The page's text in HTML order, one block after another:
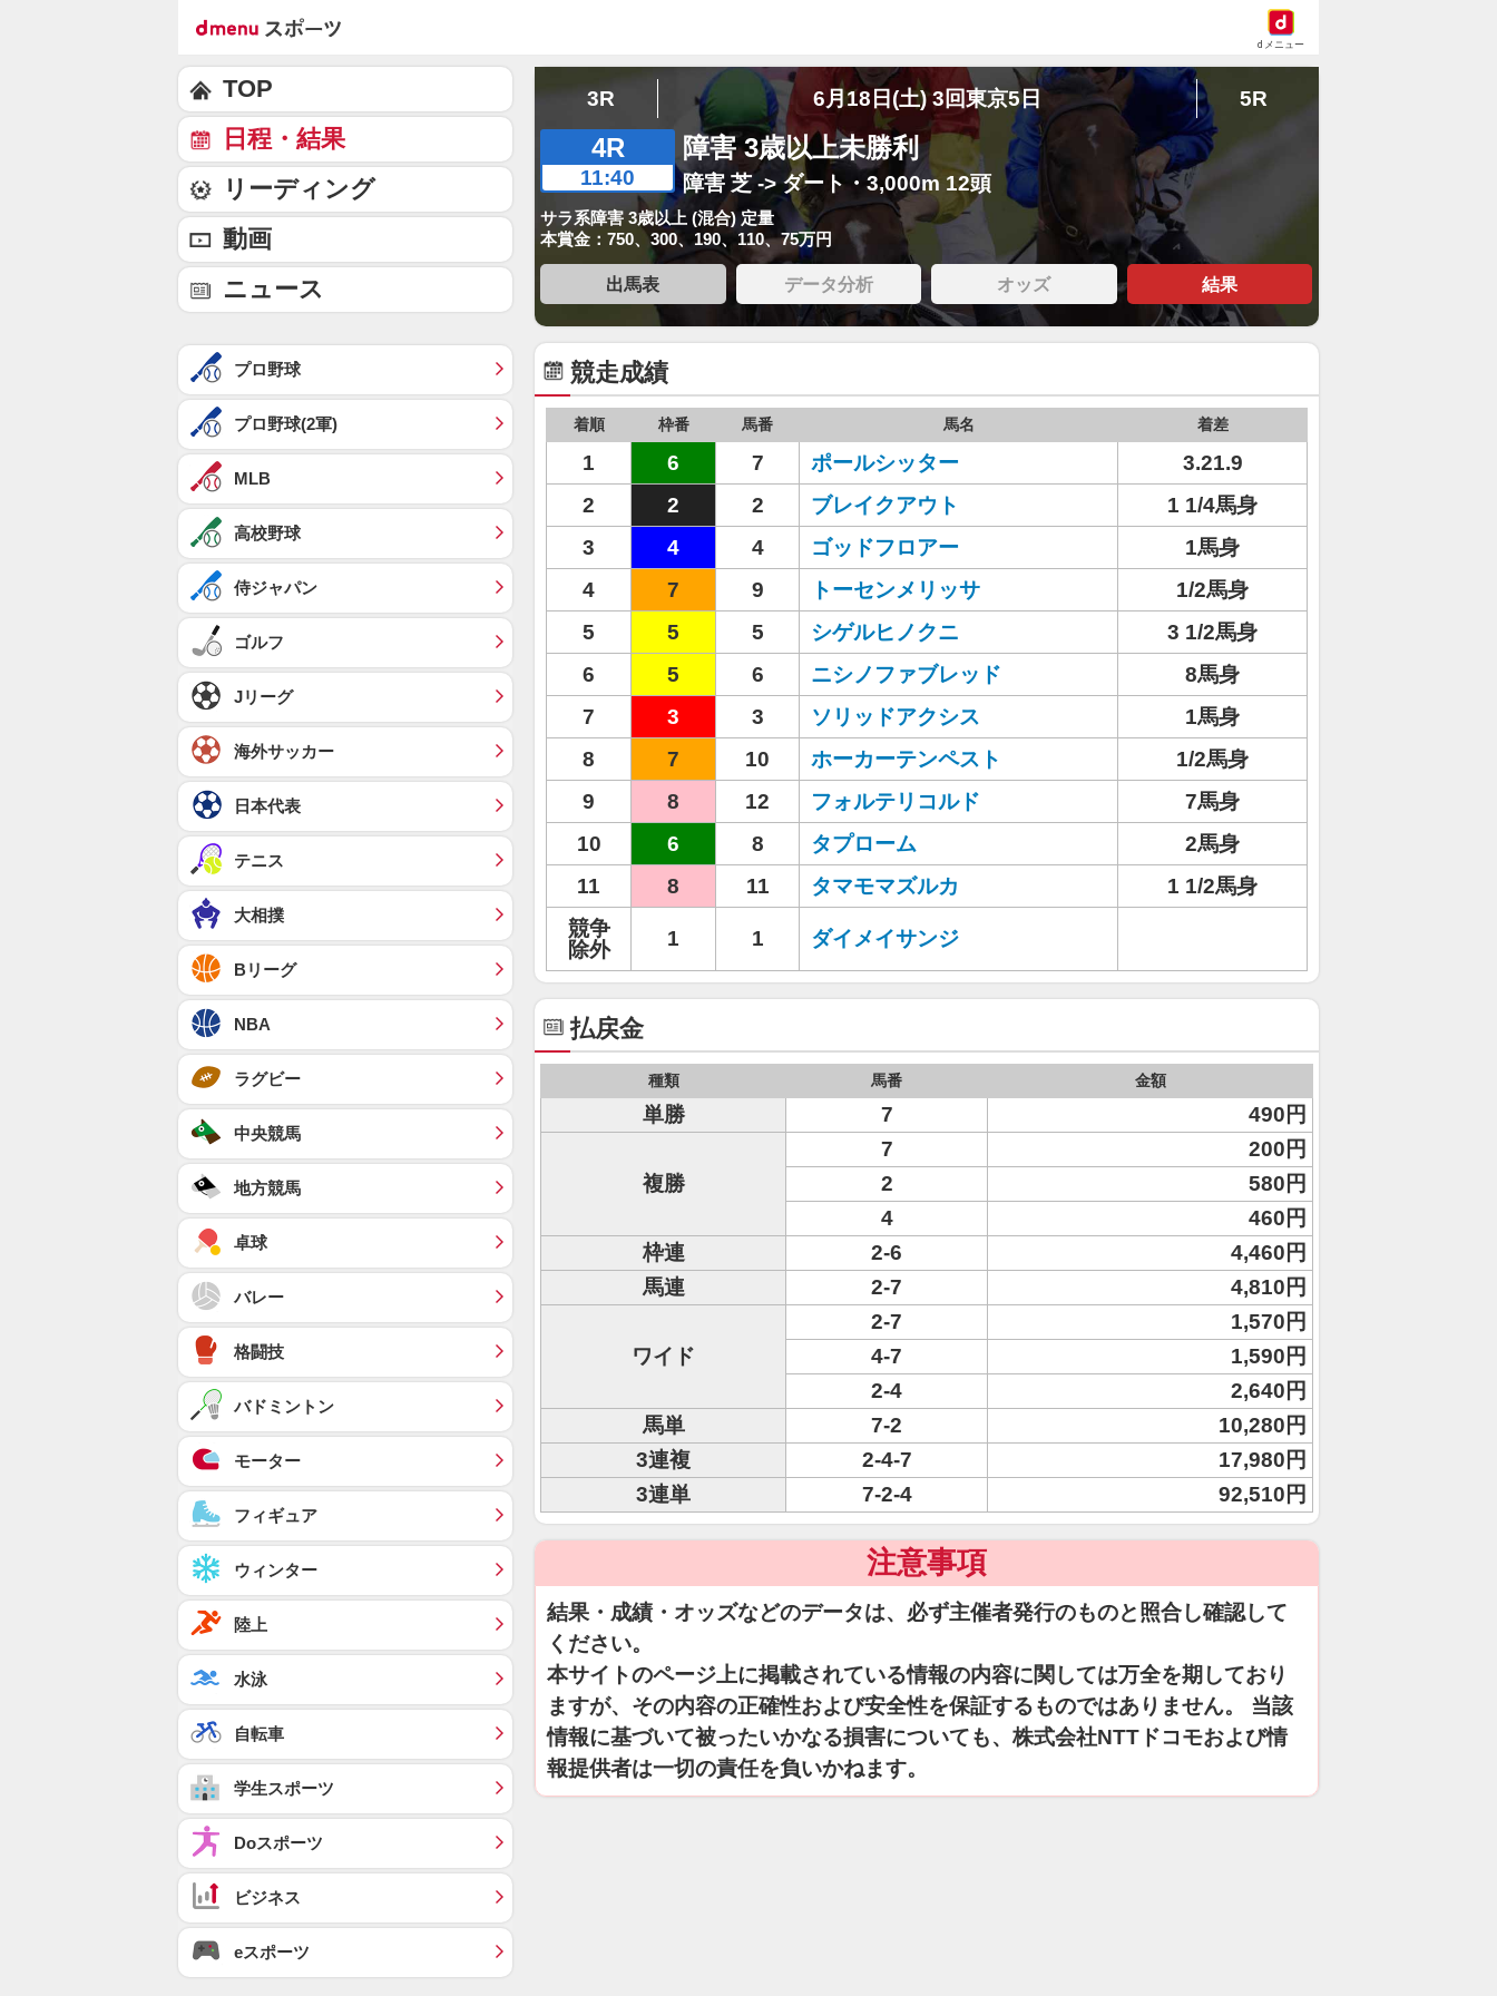
dメニュー
3R 6月18日(土) 3回東京5日 5R
4R
11:40
障害 3歳以上未勝利
障害 芝 -> ダート・3,000m 12頭
サラ系障害 3歳以上 (混合) 定量
本賞金：750、300、190、110、75万円
出馬表 データ分析 オッズ 結果
競走成績
着順 枠番 馬番 馬名 着差
1 6 7 ポールシッター
3.21.9
2
2 2 ブレイクアウト
1 1/4馬身
3
4 4 ゴッドフロアー
1馬身
4
7 9 トーセンメリッサ
1/2馬身
5
5 5 シゲルヒノクニ
3 1/2馬身
6
5 6 ニシノファブレッド
8馬身
7
3 3 ソリッドアクシス
1馬身
8
7 10 ホーカーテンペスト
1/2馬身
9
8 12 フォルテリコルド
7馬身
10
6 8 タプローム
2馬身
11
8 11 タマモマズルカ
1 1/2馬身
競争
除外
1 1 ダイメイサンジ
払戻金
種類 馬番 金額
単勝 7 490円
複勝
7
200円
2
580円
4
460円
枠連
2-6
4,460円
馬連
2-7 4,810円
ワイド
2-7
1,570円
4-7
1,590円
2-4
2,640円
馬単
7-2
10,280円
3連複
2-4-7
17,980円
3連単
7-2-4 92,510円
注意事項
結果・成績・オッズなどのデータは、必ず主催者発行のものと照合し確認して
ください。
本サイトのページ上に掲載されている情報の内容に関しては万全を期しており
ますが、その内容の正確性および安全性を保証するものではありません。 当該
情報に基づいて被ったいかなる損害についても、株式会社NTTドコモおよび情
報提供者は一切の責任を負いかねます。
TOP
日程・結果
リーディング
動画
ニュース
プロ野球
プロ野球(2軍)
MLB
高校野球
侍ジャパン
ゴルフ
Jリーグ
海外サッカー
日本代表
テニス
大相撲
Bリーグ
NBA
ラグビー
中央競馬
地方競馬
卓球
バレー
格闘技
バドミントン
モーター
フィギュア
ウィンター
陸上
水泳
自転車
学生スポーツ
Doスポーツ
ビジネス
eスポーツ